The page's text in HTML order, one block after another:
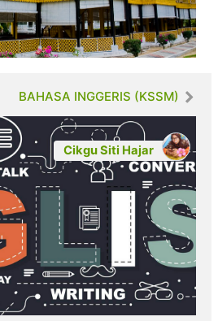
BAHASA INGGERIS (KSSM)
Cikgu Siti Hajar